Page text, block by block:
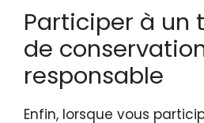
Participer à un
de
responsable
Enfin, lorsque vous